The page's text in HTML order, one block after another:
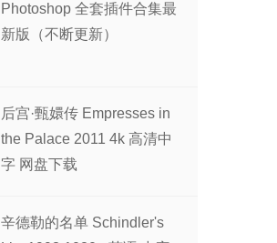
Photoshop 全套插件合集最
新版（不断更新）
后宫·甄嬛传 Empresses in
the Palace 2011 4k 高清中
字 网盘下载
辛德勒的名单 Schindler's